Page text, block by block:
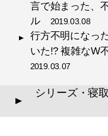
言で始まった、
ル 2019.03.08
行方不明になっ
いた!? 複雑なW
2019.03.07
▲
シリーズ・寝